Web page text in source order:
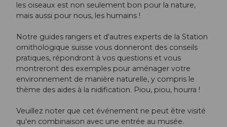
les oiseaux est non seulement bon pour la nature,
mais aussi pour nous, les humains !
Notre guides rangers et d'autres experts de la Station
ornithologique suisse vous donneront des conseils
pratiques, répondront à vos questions et vous
montreront des exemples pour aménager votre
environnement de manière naturelle, y compris le
thème des aides à la nidification. Piou, piou, hourra !
Veuillez noter que cet événement ne peut être visité
qu'en combinaison avec une entrée au musée.